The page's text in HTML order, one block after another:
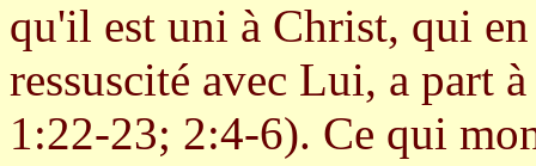
qu'il est uni à Christ, qui
ressuscité avec Lui, a part
1:22-23; 2:4-6). Ce qui